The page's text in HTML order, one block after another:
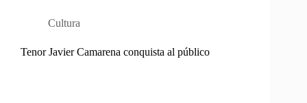
Cultura
Tenor Javier Camarena conquista al público